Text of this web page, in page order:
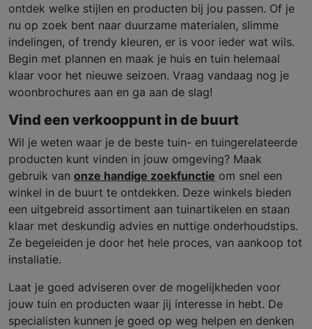
ontdek welke stijlen en producten bij jou passen. Of je
nu op zoek bent naar duurzame materialen, slimme
indelingen, of trendy kleuren, er is voor ieder wat wils.
Begin met plannen en maak je huis en tuin helemaal
klaar voor het nieuwe seizoen. Vraag vandaag nog je
woonbrochures aan en ga aan de slag!
Vind een verkooppunt in de buurt
Wil je weten waar je de beste tuin- en tuingerelateerde
producten kunt vinden in jouw omgeving? Maak
gebruik van onze handige zoekfunctie om snel een
winkel in de buurt te ontdekken. Deze winkels bieden
een uitgebreid assortiment aan tuinartikelen en staan
klaar met deskundig advies en nuttige onderhoudstips.
Ze begeleiden je door het hele proces, van aankoop tot
installatie.
Laat je goed adviseren over de mogelijkheden voor
jouw tuin en producten waar jij interesse in hebt. De
specialisten kunnen je goed op weg helpen en denken